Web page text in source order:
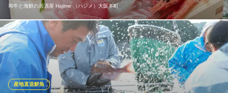
契約農場直送 たんぽぽ 本町店
新鮮野菜と鮮魚の居酒屋
大阪メトロ御堂筋線本町駅1番・3番出口 徒歩1分
大阪府大阪市中央区安土町3-2-2 中外ビルB1
和牛と海鮮の居酒屋 Hajime （ハジメ）大阪本町
市場で毎朝、しっかり目利きして仕入れています！おすすめはや
っぱりお造り。その日ごとに、脂が乗った美味い魚を盛り合わせ
にしてご提供します♪1人前780円（税抜）～と大変お得な内容で
すので、迷ったらこちらをご注文ください。旬の魚は甘みが倍
増。地酒や焼酎と合わせれば、至福のひとときを味わえます！
産地直送鮮魚